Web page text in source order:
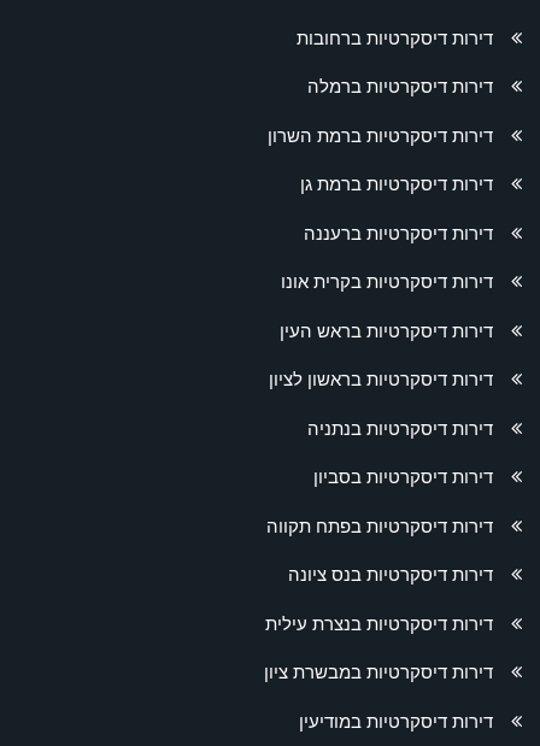
דירות דיסקרטיות ברחובות
דירות דיסקרטיות ברמלה
דירות דיסקרטיות ברמת השרון
דירות דיסקרטיות ברמת גן
דירות דיסקרטיות ברעננה
דירות דיסקרטיות בקרית אונו
דירות דיסקרטיות בראש העין
דירות דיסקרטיות בראשון לציון
דירות דיסקרטיות בנתניה
דירות דיסקרטיות בסביון
דירות דיסקרטיות בפתח תקווה
דירות דיסקרטיות בנס ציונה
דירות דיסקרטיות בנצרת עילית
דירות דיסקרטיות במבשרת ציון
דירות דיסקרטיות במודיעין